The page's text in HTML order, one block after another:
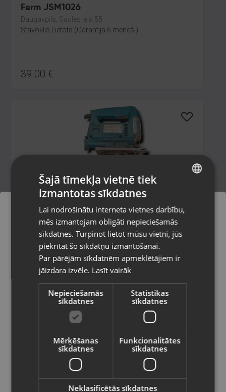
Ferm JSM1026
Daugavpils, Saules iela 55
Stāvoklis Lietots (Garantija 6 mēneši)
39.00 €
Makita 4324
Cēsis,Raunas iela 13
Stāvoklis Ilgstoši lietots (Garantija 14 dienas)
49.00€
DeWalt DCS335
Pasūtījumi tiks piegādāti uz
izvēlēto valsti
Vietnes saturs būs attēlots izvēlētajā
valodā
Valsts
Latviešu / Latvian
RUSSIAN
Šajā tīmekļa vietnē tiek
izmantotas sīkdatnes
Lai nodrošinātu interneta vietnes darbību,
mēs izmantojam obligāti nepieciešamās
sīkdatnes. Turpinot lietot mūsu vietni, jūs
piekrītat šo sīkdatņu izmantošanai.
Par pārējām sīkdatnēm apmeklētājiem ir
jāizdara izvēle. Lasīt vairāk
Nepieciešamās
sīkdatnes
Statistikas
sīkdatnes
Mērķēšanas
sīkdatnes
Funkcionalitātes
sīkdatnes
Neklasificētās sīkdatnes